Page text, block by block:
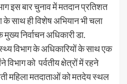
इस बार चुनाव में मतदान प्रतिशत
साथ ही विशेष अभियान भी चला
निर्वाचन अधिकारी डा.
विभाग के अधिकारियों के साथ एक
को पर्वतीय क्षेत्रों में रहने
महिला मतदाताओं को मतदेय स्थल